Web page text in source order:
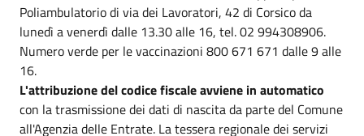
Poliambulatorio di via dei Lavoratori, 42 di Corsico da
lunedì a venerdì dalle 13.30 alle 16, tel. 02 994308906.
Numero verde per le vaccinazioni 800 671 671 dalle 9 alle
16.
L'attribuzione del codice fiscale avviene in automatico
con la trasmissione dei dati di nascita da parte del Comune
all'Agenzia delle Entrate. La tessera regionale dei servizi